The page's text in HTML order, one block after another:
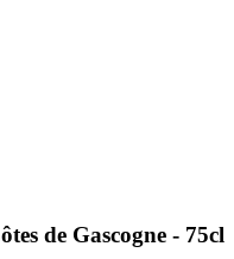
de Gascogne - 75cl